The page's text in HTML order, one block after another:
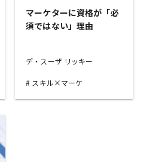
マーケターに資格が「必
須ではない」理由
デ・スーザ リッキー
スキル×マーケ